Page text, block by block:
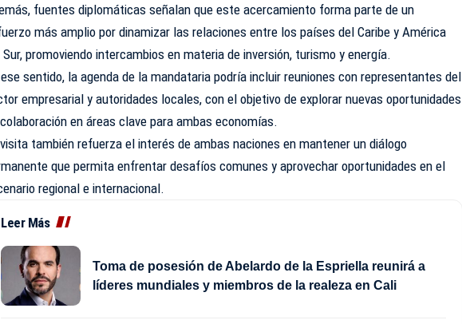
fuentes diplomáticas señalan que este acercamiento forma parte de un
más amplio por dinamizar las relaciones entre los países del Caribe y América
Sur, promoviendo intercambios en materia de inversión, turismo y energía.
sentido, la agenda de la mandataria podría incluir reuniones con representantes del
empresarial y autoridades locales, con el objetivo de explorar nuevas oportunidades
en áreas clave para ambas economías.
también refuerza el interés de ambas naciones en mantener un diálogo
que permita enfrentar desafíos comunes y aprovechar oportunidades en el
regional e internacional.
Leer Más
Toma de posesión de Abelardo de la Espriella reunirá a
líderes mundiales y miembros de la realeza en Cali